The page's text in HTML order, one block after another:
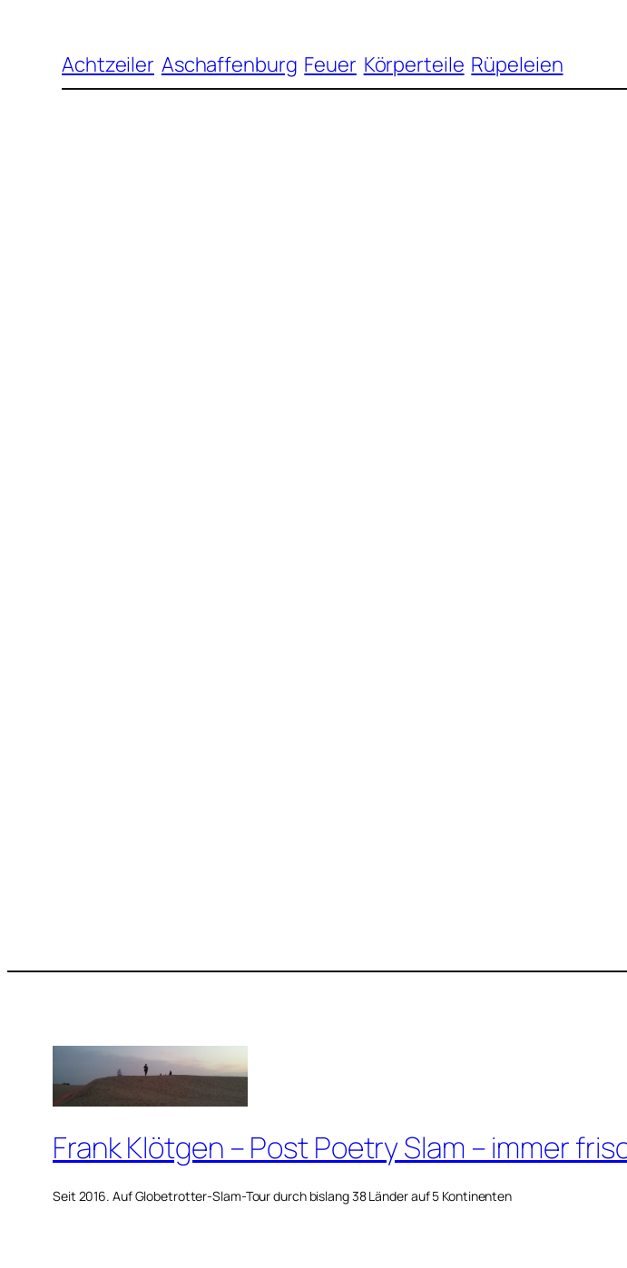
Achtzeiler Aschaffenburg Feuer Körperteile Rüpeleien
Frank Klötgen – Post Poetry Slam – immer
Seit 2016. Auf Globetrotter-Slam-Tour durch bislang 38 Länder auf 5 Kontinenten